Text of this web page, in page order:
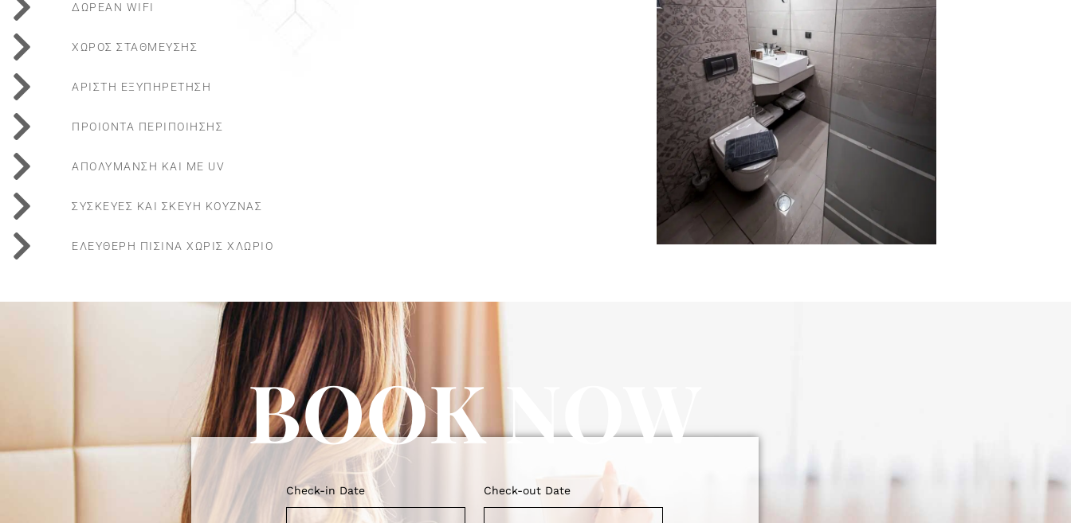
ΔΩΡΕΑΝ WIFI
ΧΩΡΟΣ ΣΤΑΘΜΕΥΣΗΣ
ΑΡΙΣΤΗ ΕΞΥΠΗΡΕΤΗΣΗ
ΠΡΟΙΟΝΤΑ ΠΕΡΙΠΟΙΗΣΗΣ
ΑΠΟΛΥΜΑΝΣΗ ΚΑΙ ΜΕ UV
ΣΥΣΚΕΥΕΣ ΚΑΙ ΣΚΕΥΗ ΚΟΥΖΝΑΣ
ΕΛΕΥΘΕΡΗ ΠΙΣΙΝΑ ΧΩΡΙΣ ΧΛΩΡΙΟ
BOOK NOW
Check-in Date Check-out Date